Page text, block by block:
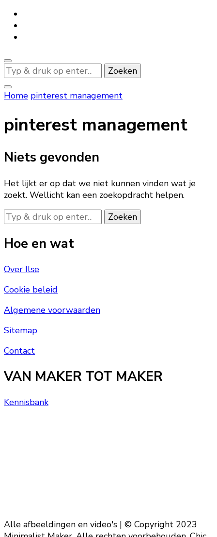
Op
zoek
naar
Home pinterest management
pinterest management
Niets gevonden
Het lijkt er op dat we niet kunnen vinden wat je
zoekt. Wellicht kan een zoekopdracht helpen.
Op
zoek
naar
iets?
Hoe en wat
Over Ilse
Cookie beleid
Algemene voorwaarden
Sitemap
Contact
VAN MAKER TOT MAKER
Kennisbank
Alle afbeeldingen en video's | © Copyright 2023